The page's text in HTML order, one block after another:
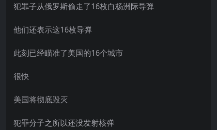
犯罪子从俄罗斯偷走了16枚白杨洲际导弹
他们还表示这16枚导弹
此刻已经瞄准了美国的16个城市
很快
美国将彻底毁灭
犯罪分子之所以还没发射核弹